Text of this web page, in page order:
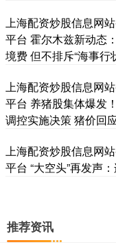
上海配资炒股信息网
平台 霍尔木兹新动态
境费 但不排斥“海事行
上海配资炒股信息网
平台 养猪股集体爆发
调控实施决策 猪价回
上海配资炒股信息网
平台 “大空头”再发声
推荐资讯